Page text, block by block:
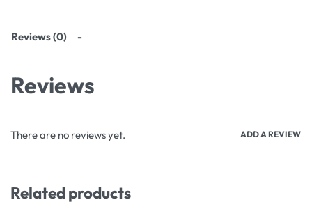
Reviews (0)
Reviews
There are no reviews yet. ADD A REVIEW
Related products